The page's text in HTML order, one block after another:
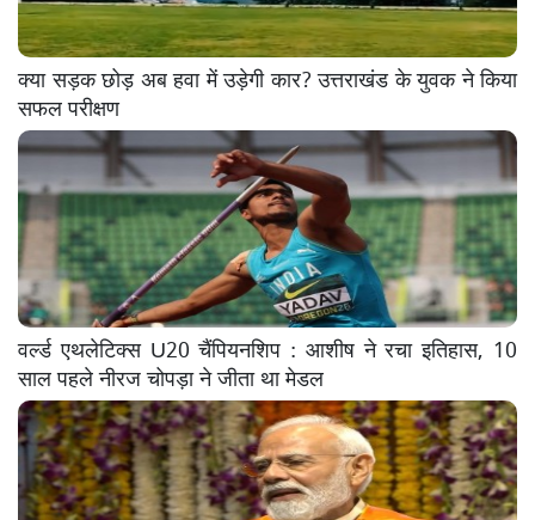
क्या सड़क छोड़ अब हवा में उड़ेगी कार? उत्तराखंड के युवक ने किया
सफल परीक्षण
वर्ल्ड एथलेटिक्स U20 चैंपियनशिप : आशीष ने रचा इतिहास, 10
साल पहले नीरज चोपड़ा ने जीता था मेडल